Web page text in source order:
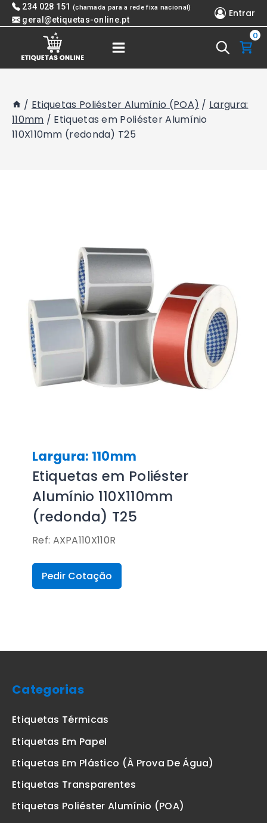
Skip 234 028 151 (chamada para a rede fixa nacional)
geral@etiquetas-online.pt
Entrar
0
/ Etiquetas Poliéster Alumínio (POA) / Largura:
110mm / Etiquetas em Poliéster Alumínio
110X110mm (redonda) T25
Largura: 110mm
Etiquetas em Poliéster
Alumínio 110X110mm
(redonda) T25
Ref: AXPA110X110R
Pedir Cotação
Categorias
Etiquetas Térmicas
Etiquetas Em Papel
Etiquetas Em Plástico (à Prova De Água)
Etiquetas Transparentes
Etiquetas Poliéster Alumínio (POA)